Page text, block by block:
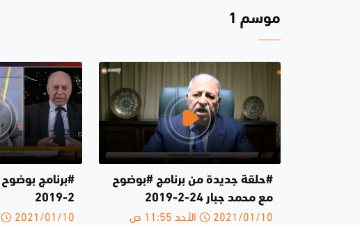
موسم 1
#حلقة جديدة من برنامج #بوضوح
مع محمد جبار 24-2-2019
2021/01/10 الأحد 11:55 ص
2-2019
2021/01/10 الأحد 11:53 ص